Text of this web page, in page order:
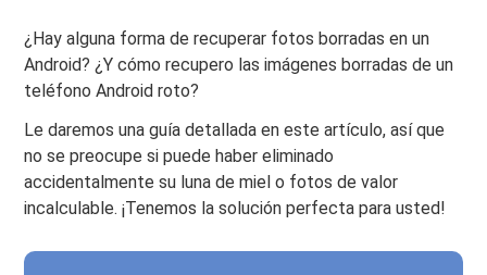
¿Hay alguna forma de recuperar fotos borradas en un
Android? ¿Y cómo recupero las imágenes borradas de un
teléfono Android roto?
Le daremos una guía detallada en este artículo, así que
no se preocupe si puede haber eliminado
accidentalmente su luna de miel o fotos de valor
incalculable. ¡Tenemos la solución perfecta para usted!